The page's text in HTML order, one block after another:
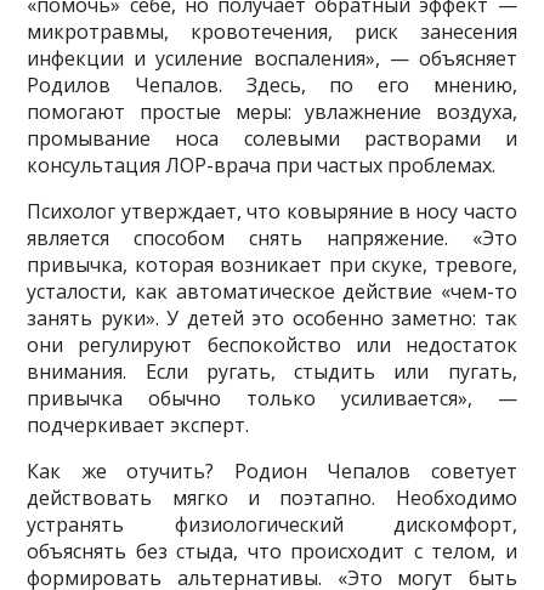
микротравмы, кровотечения, риск занесения
инфекции и усиление воспаления», — объясняет
Родилов Чепалов. Здесь, по его мнению,
помогают простые меры: увлажнение воздуха,
промывание носа солевыми растворами и
консультация ЛОР-врача при частых проблемах.
Психолог утверждает, что ковыряние в носу часто
является способом снять напряжение. «Это
привычка, которая возникает при скуке, тревоге,
усталости, как автоматическое действие «чем-то
занять руки». У детей это особенно заметно: так
они регулируют беспокойство или недостаток
внимания. Если ругать, стыдить или пугать,
привычка обычно только усиливается», —
подчеркивает эксперт.
Как же отучить? Родион Чепалов советует
действовать мягко и поэтапно. Необходимо
устранять физиологический дискомфорт,
объяснять без стыда, что происходит с телом, и
формировать альтернативы. «Это могут быть